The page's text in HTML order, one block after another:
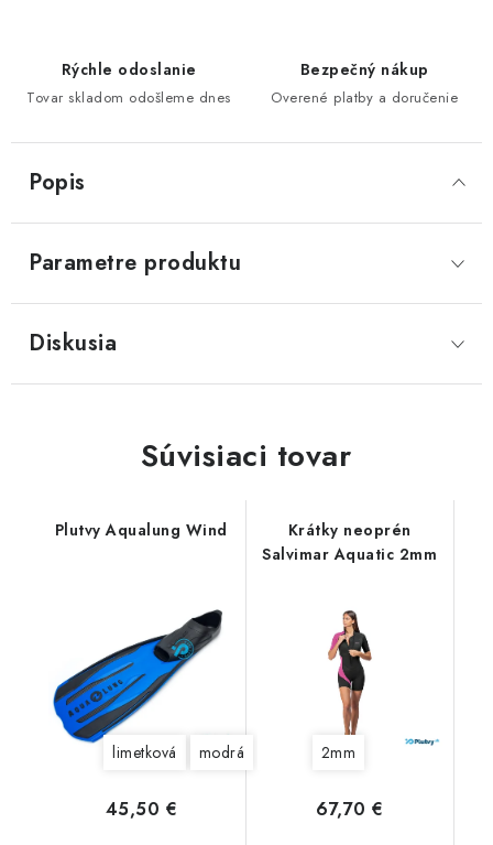
Rýchle odoslanie
Tovar skladom odošleme dnes
Bezpečný nákup
Overené platby a doručenie
Popis
Parametre produktu
Diskusia
Súvisiaci tovar
Plutvy Aqualung Wind
limetková modrá
45,50 €
Krátky neoprén
Salvimar Aquatic 2mm
2mm
67,70 €